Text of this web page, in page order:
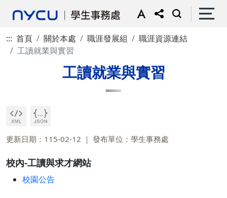
::: 首頁 關於本處 職涯發展組
職涯資源連結
工讀就業與實習
工讀就業與實習
更新日期：115-02-12 發布單位：學生事務處
校內-工讀與求才網站
校園公告